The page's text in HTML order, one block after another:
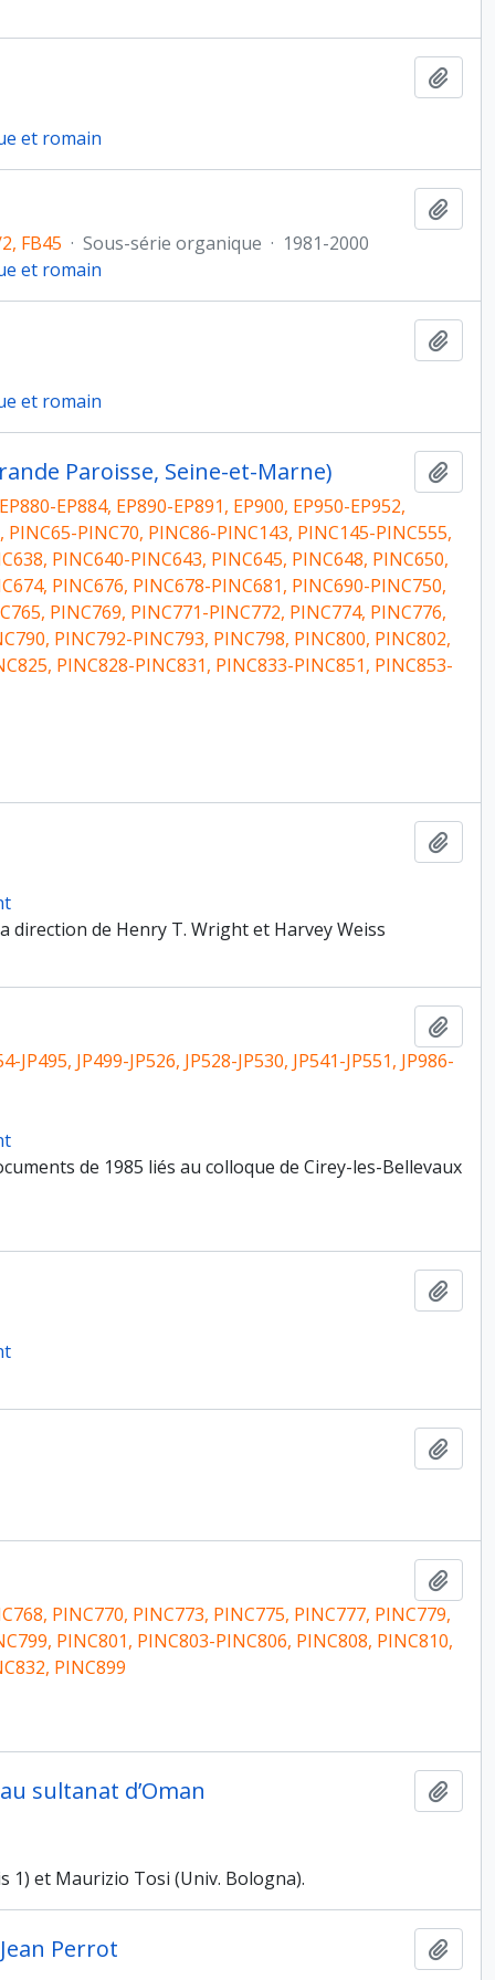
et romain
FB45 · Sous-série organique · 1981-2000
et romain
et romain
Paroisse, Seine-et-Marne)
EP884, EP890-EP891, EP900, EP950-EP952,
PINC65-PINC70, PINC86-PINC143, PINC145-PINC555,
PINC640-PINC643, PINC645, PINC648, PINC650,
PINC676, PINC678-PINC681, PINC690-PINC750,
PINC769, PINC771-PINC772, PINC774, PINC776,
PINC792-PINC793, PINC798, PINC800, PINC802,
PINC828-PINC831, PINC833-PINC851, PINC853-
direction de Henry T. Wright et Harvey Weiss
JP495, JP499-JP526, JP528-JP530, JP541-JP551, JP986-
de 1985 liés au colloque de Cirey-les-Bellevaux
PINC770, PINC773, PINC775, PINC777, PINC779,
PINC801, PINC803-PINC806, PINC808, PINC810,
PINC899
sultanat d’Oman
1) et Maurizio Tosi (Univ. Bologna).
Perrot